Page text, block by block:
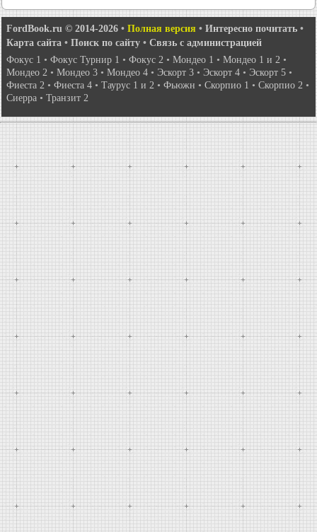
FordBook.ru © 2014-2026 • Полная версия • Интересно почитать •
Карта сайта • Поиск по сайту • Связь с администрацией
Фокус 1 • Фокус Турнир 1 • Фокус 2 • Мондео 1 • Мондео 1 и 2 •
Мондео 2 • Мондео 3 • Мондео 4 • Эскорт 3 • Эскорт 4 • Эскорт 5 •
Фиеста 2 • Фиеста 4 • Таурус 1 и 2 • Фьюжн • Скорпио 1 • Скорпио 2 •
Сиерра • Транзит 2